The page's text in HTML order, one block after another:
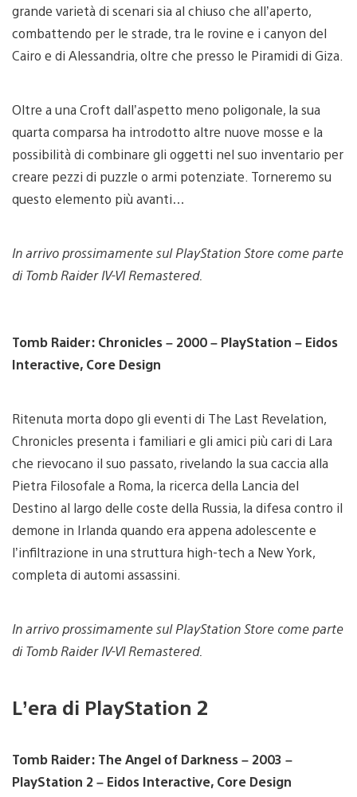
grande varietà di scenari sia al chiuso che all’aperto,
combattendo per le strade, tra le rovine e i canyon del
Cairo e di Alessandria, oltre che presso le Piramidi di Giza.
Oltre a una Croft dall’aspetto meno poligonale, la sua
quarta comparsa ha introdotto altre nuove mosse e la
possibilità di combinare gli oggetti nel suo inventario per
creare pezzi di puzzle o armi potenziate. Torneremo su
questo elemento più avanti…
In arrivo prossimamente sul PlayStation Store come parte
di Tomb Raider IV-VI Remastered.
Tomb Raider: Chronicles – 2000 – PlayStation – Eidos
Interactive, Core Design
Ritenuta morta dopo gli eventi di The Last Revelation,
Chronicles presenta i familiari e gli amici più cari di Lara
che rievocano il suo passato, rivelando la sua caccia alla
Pietra Filosofale a Roma, la ricerca della Lancia del
Destino al largo delle coste della Russia, la difesa contro il
demone in Irlanda quando era appena adolescente e
l’infiltrazione in una struttura high-tech a New York,
completa di automi assassini.
In arrivo prossimamente sul PlayStation Store come parte
di Tomb Raider IV-VI Remastered.
L’era di PlayStation 2
Tomb Raider: The Angel of Darkness – 2003 –
PlayStation 2 – Eidos Interactive, Core Design